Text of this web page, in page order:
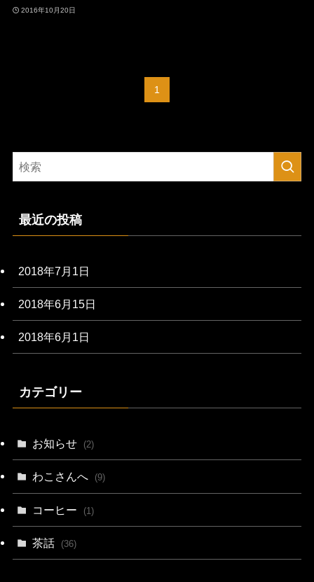
2016年10月20日
1
最近の投稿
2018年7月1日
2018年6月15日
2018年6月1日
カテゴリー
お知らせ (2)
わこさんへ (9)
コーヒー (1)
茶話 (36)